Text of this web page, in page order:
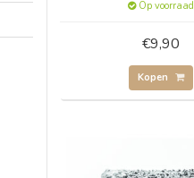
Op voorraad
€9,90
Kopen